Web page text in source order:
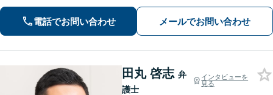
の返済に追われる自転車操業状態の方
もご相談ください」【休日・夜間相談
電話でお問い合わせ メールでお問い合わせ
田丸 啓志 弁
護士
インタビューを
見る